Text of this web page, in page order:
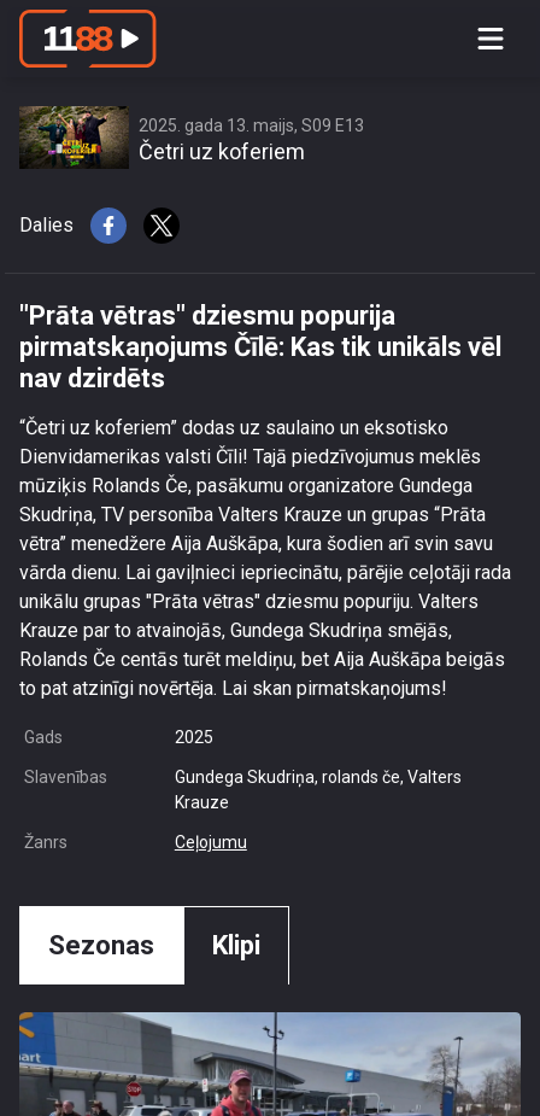
\"Prāta vētras\" dziesmu popurija
2025. gada 13. maijs, S09 E13
Četri uz koferiem
Dalies
"Prāta vētras" dziesmu popurija
pirmatskaņojums Čīlē: Kas tik unikāls vēl
nav dzirdēts
“Četri uz koferiem” dodas uz saulaino un eksotisko
Dienvidamerikas valsti Čīli! Tajā piedzīvojumus meklēs
mūziķis Rolands Če, pasākumu organizatore Gundega
Skudriņa, TV personība Valters Krauze un grupas “Prāta
vētra” menedžere Aija Auškāpa, kura šodien arī svin savu
vārda dienu. Lai gaviļnieci iepriecinātu, pārējie ceļotāji rada
unikālu grupas "Prāta vētras" dziesmu popuriju. Valters
Krauze par to atvainojās, Gundega Skudriņa smējās,
Rolands Če centās turēt meldiņu, bet Aija Auškāpa beigās
to pat atzinīgi novērtēja. Lai skan pirmatskaņojums!
Gads 2025
Slavenības
Gundega Skudriņa, rolands če, Valters
Krauze
Žanrs Ceļojumu
Sezonas Klipi